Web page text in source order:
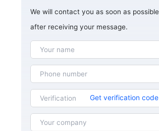
We will contact you as soon as possible
after receiving your message.
Get verification code